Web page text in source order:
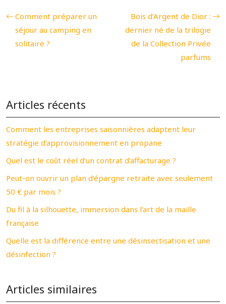
Comment préparer un
séjour au camping en
solitaire ?
Bois d’Argent de Dior :
dernier né de la trilogie
de la Collection Privée
parfums
Articles récents
Comment les entreprises saisonnières adaptent leur
stratégie d’approvisionnement en propane
Quel est le coût réel d’un contrat d’affacturage ?
Peut-on ouvrir un plan d’épargne retraite avec seulement
50 € par mois ?
Du fil à la silhouette, immersion dans l’art de la maille
française
Quelle est la différence entre une désinsectisation et une
désinfection ?
Articles similaires